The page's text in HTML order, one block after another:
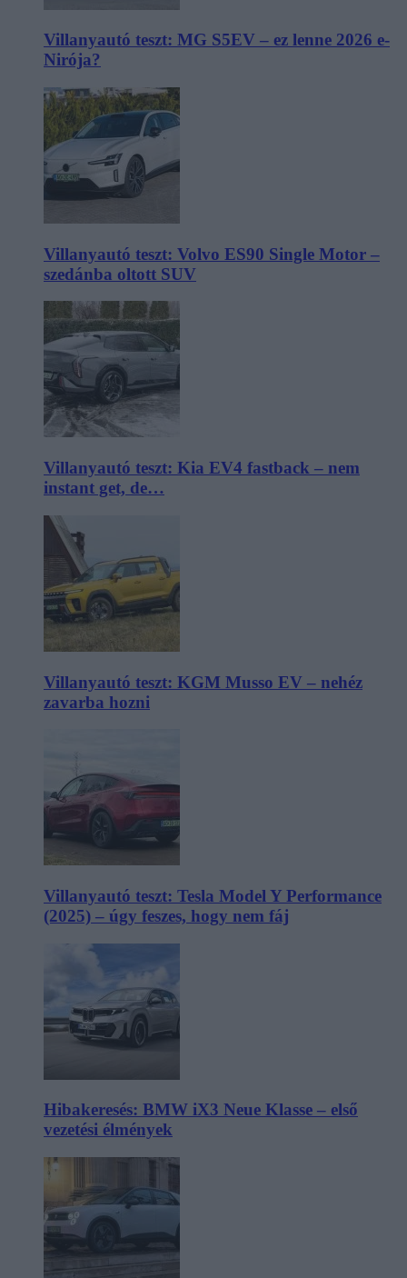
Villanyautó teszt: MG S5EV – ez lenne 2026 e-
Nirója?
Villanyautó teszt: Volvo ES90 Single Motor –
szedánba oltott SUV
Villanyautó teszt: Kia EV4 fastback – nem
instant get, de…
Villanyautó teszt: KGM Musso EV – nehéz
zavarba hozni
Villanyautó teszt: Tesla Model Y Performance
(2025) – úgy feszes, hogy nem fáj
Hibakeresés: BMW iX3 Neue Klasse – első
vezetési élmények